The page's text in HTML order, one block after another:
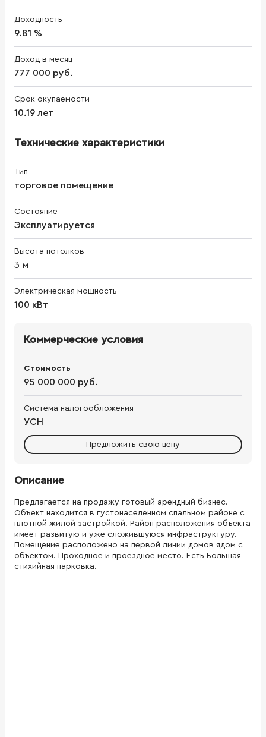
Доходность
9.81 %
Доход в месяц
777 000 руб.
Срок окупаемости
10.19 лет
Технические характеристики
Тип
торговое помещение
Состояние
Эксплуатируется
Высота потолков
3 м
Электрическая мощность
100 кВт
Коммерческие условия
Стоимость
95 000 000 руб.
Система налогообложения
УСН
Предложить свою цену
Описание
Предлагается на продажу готовый арендный бизнес.
Объект находится в густонаселенном спальном районе с
плотной жилой застройкой. Район расположения объекта
имеет развитую и уже сложившуюся инфраструктуру.
Помещение расположено на первой линии домов ядом с
объектом. Проходное и проездное место. Есть Большая
стихийная парковка.